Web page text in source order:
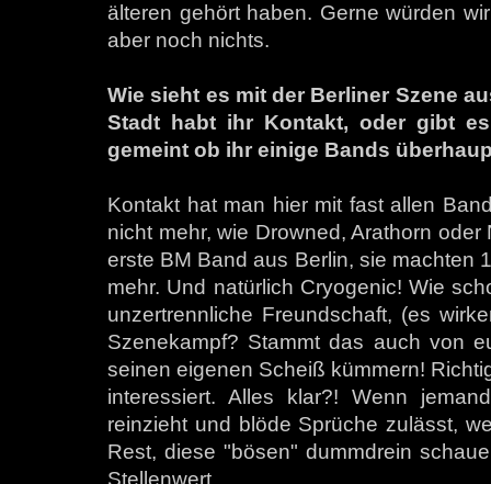
älteren gehört haben. Gerne würden
aber noch nichts.
Wie sieht es mit der Berliner Szene
Stadt habt ihr Kontakt, oder gibt
gemeint ob ihr einige Bands
Kontakt hat man hier mit fast allen
nicht mehr, wie Drowned, Arathorn
erste BM Band aus Berlin, sie machten
mehr. Und natürlich Cryogenic! Wie
unzertrennliche Freundschaft, (es
Szenekampf? Stammt das auch von
seinen eigenen Scheiß kümmern!
interessiert. Alles klar?! Wenn
reinzieht und blöde Sprüche zulässt,
Rest, diese "bösen" dummdrein
Stellenwert.